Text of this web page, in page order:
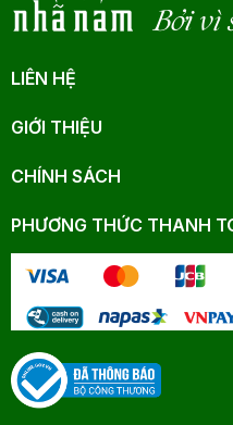
Bởi vì
LIÊN HỆ
GIỚI THIỆU
CHÍNH SÁCH
PHƯƠNG THỨC THANH